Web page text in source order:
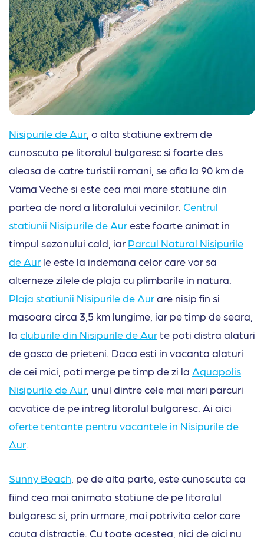
Nisipurile de Aur , o alta statiune extrem de
cunoscuta pe litoralul bulgaresc si foarte des
aleasa de catre turistii romani, se afla la 90 km de
Vama Veche si este cea mai mare statiune din
partea de nord a litoralului vecinilor. Centrul
statiunii Nisipurile de Aureste foarte animat in
timpul sezonului cald, iar Parcul Natural Nisipurile
de Aur le este la indemana celor care vor sa
alterneze zilele de plaja cu plimbarile in natura.
Plaja statiunii Nisipurile de Aurare nisip fin si
masoara circa 3,5 km lungime, iar pe timp de seara,
la cluburile din Nisipurile de Aurte poti distra alaturi
de gasca de prieteni. Daca esti in vacanta alaturi
de cei mici, poti merge pe timp de zi la Aquapolis
Nisipurile de Aur , unul dintre cele mai mari parcuri
acvatice de pe intreg litoralul bulgaresc. Ai aici
oferte tentante pentru vacantele in Nisipurile de
Aur
Sunny Beach , pe de alta parte, este cunoscuta ca
fiind cea mai animata statiune de pe litoralul
bulgaresc si, prin urmare, mai potrivita celor care
cauta distractie. Cu toate acestea, nici de aici nu